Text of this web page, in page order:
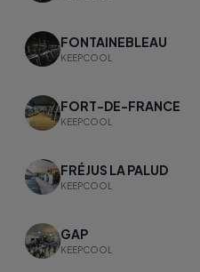
FONTAINEBLEAU
KEEPCOOL
FORT-DE-FRANCE
KEEPCOOL
FRÉJUS LA PALUD
KEEPCOOL
GAP
KEEPCOOL